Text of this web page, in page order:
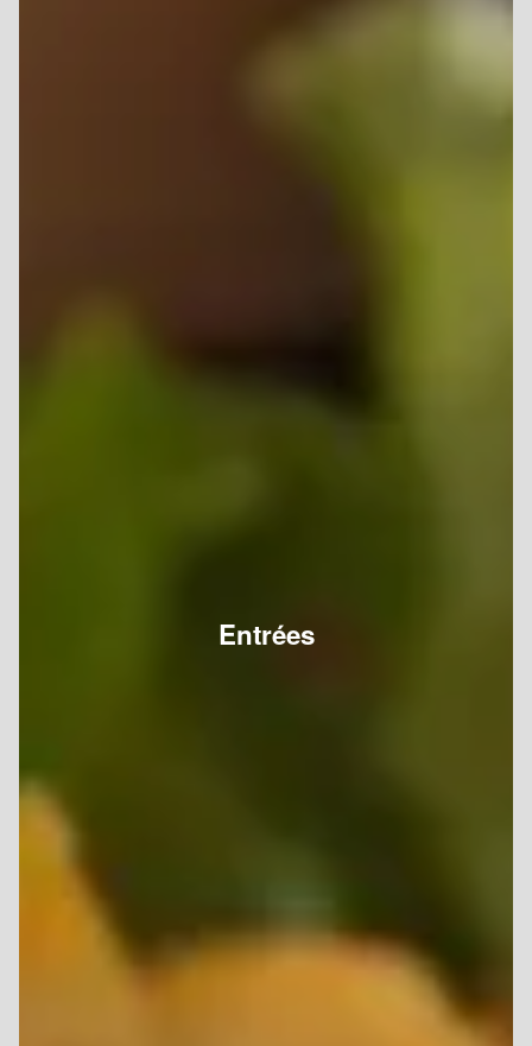
Entrées